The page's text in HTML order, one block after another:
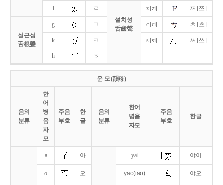
l
ㄹ
설치성
舌齒聲
z [zi] ㅉ [쯔]
설근성
舌根聲
g ㄱ c [ci] ㅊ [츠]
k ㅋ s [si] ㅆ [쓰]
h ㅎ
운 모 (韻母)
음의
분류
한
어
병
음
자
모
주음
부호
한
글
음의
분류
한어
병음
자모
주음
부호
한글
a 아 yai 야이
o 오 yao(iao) 야오